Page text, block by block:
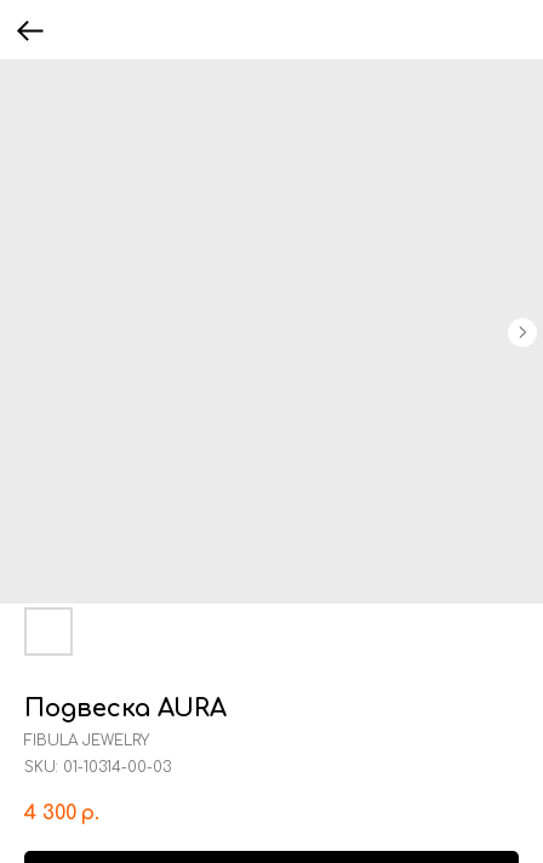
Подвеска AURA
FIBULA JEWELRY
SKU: 01-10314-00-03
4 300 р.